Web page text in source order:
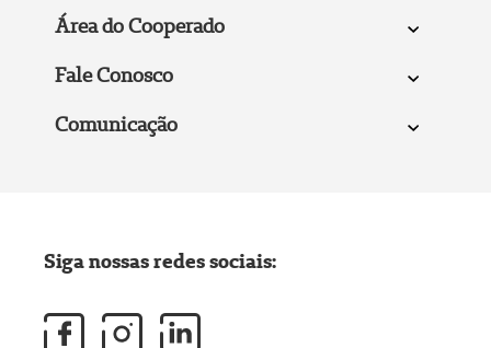
Área do Cooperado
Fale Conosco
Comunicação
Siga nossas redes sociais: